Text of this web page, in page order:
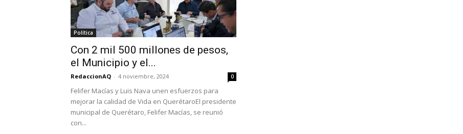
Política
Con 2 mil 500 millones de pesos,
el Municipio y el...
RedaccionAQ - 4 noviembre, 2024 0
Felifer Macías y Luis Nava unen esfuerzos para
mejorar la calidad de Vida en QuerétaroEl presidente
municipal de Querétaro, Felifer Macías, se reunió
con...